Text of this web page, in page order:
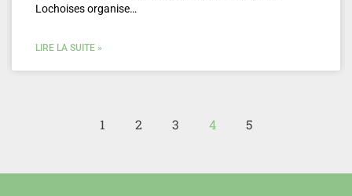
Lochoises organise…
LIRE LA SUITE »
1 2 3 4 5